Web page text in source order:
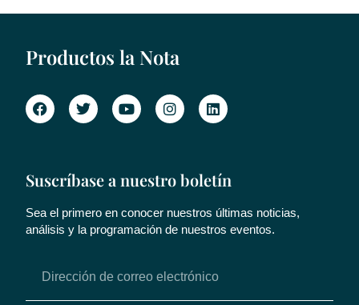
Productos la Nota
Suscríbase a nuestro boletín
Sea el primero en conocer nuestros últimas noticias,
análisis y la programación de nuestros eventos.